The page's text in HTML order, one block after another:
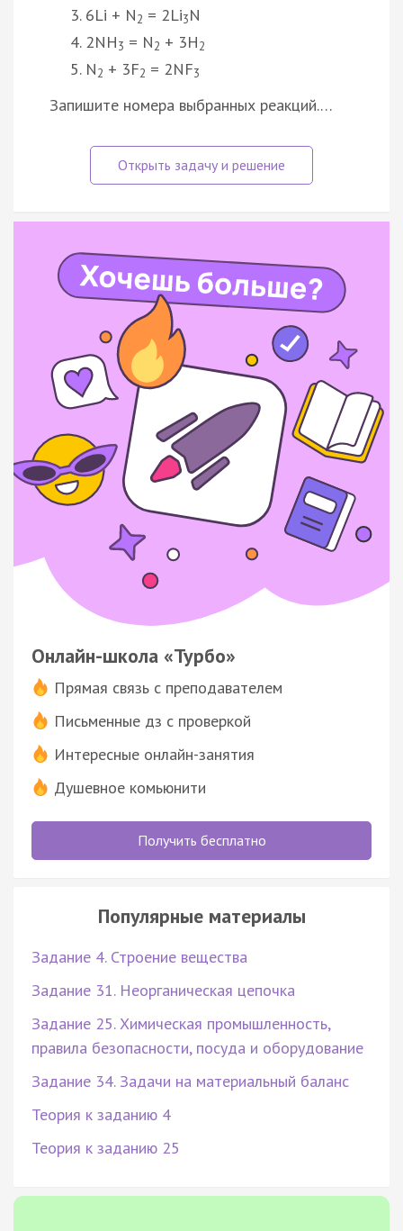
6Li + N2 = 2Li3N
2NH3 = N2 + 3H2
N2 + 3F2 = 2NF3
Запишите номера выбранных реакций.…
Онлайн-школа «Турбо»
Прямая связь с преподавателем
Письменные дз с проверкой
Интересные онлайн-занятия
Душевное комьюнити
Получить бесплатно
Популярные материалы
Задание 4. Строение вещества
Задание 31. Неорганическая цепочка
Задание 25. Химическая промышленность,
правила безопасности, посуда и оборудование
Задание 34. Задачи на материальный баланс
Теория к заданию 4
Теория к заданию 25